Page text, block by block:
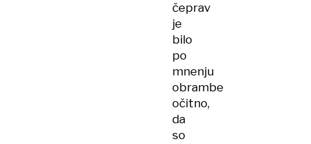
čeprav
je
bilo
po
mnenju
obrambe
očitno,
da
so